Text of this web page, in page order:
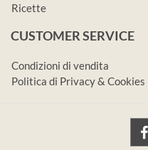
Ricette
CUSTOMER SERVICE
Condizioni di vendita
Politica di Privacy & Cookies